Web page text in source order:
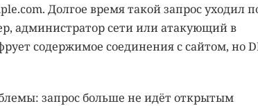
Долгое время такой запрос уходил
администратор сети или атакующий в
содержимое соединения с сайтом, но
запрос больше не идёт открытым